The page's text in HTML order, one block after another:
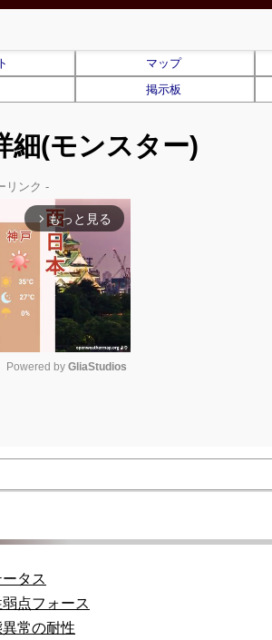
マップ
掲示板
細(モンスター)
リンク -
arrow_forward_ios もっと見る
Powered by GliaStudios
タス
点フォース
常の耐性